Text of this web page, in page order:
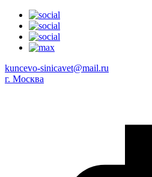
kuncevo-sinicavet@mail.ru
г. Москва